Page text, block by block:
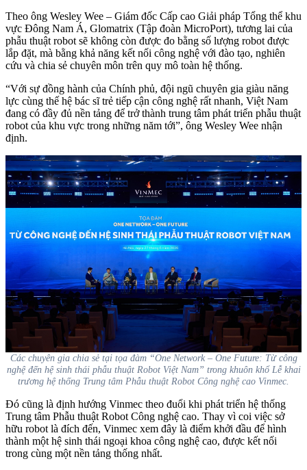
Theo ông Wesley Wee – Giám đốc Cấp cao Giải pháp Tổng thể khu
vực Đông Nam Á, Glomatrix (Tập đoàn MicroPort), tương lai của
phẫu thuật robot sẽ không còn được đo bằng số lượng robot được
lắp đặt, mà bằng khả năng kết nối công nghệ với đào tạo, nghiên
cứu và chia sẻ chuyên môn trên quy mô toàn hệ thống.
“Với sự đồng hành của Chính phủ, đội ngũ chuyên gia giàu năng
lực cùng thế hệ bác sĩ trẻ tiếp cận công nghệ rất nhanh, Việt Nam
đang có đầy đủ nền tảng để trở thành trung tâm phát triển phẫu thuật
robot của khu vực trong những năm tới”, ông Wesley Wee nhận
định.
Các chuyên gia chia sẻ tại tọa đàm “One Network – One Future: Từ công
nghệ đến hệ sinh thái phẫu thuật Robot Việt Nam” trong khuôn khổ Lễ khai
trương hệ thống Trung tâm Phẫu thuật Robot Công nghệ cao Vinmec.
Đó cũng là định hướng Vinmec theo đuổi khi phát triển hệ thống
Trung tâm Phẫu thuật Robot Công nghệ cao. Thay vì coi việc sở
hữu robot là đích đến, Vinmec xem đây là điểm khởi đầu để hình
thành một hệ sinh thái ngoại khoa công nghệ cao, được kết nối
trong cùng một nền tảng thống nhất.